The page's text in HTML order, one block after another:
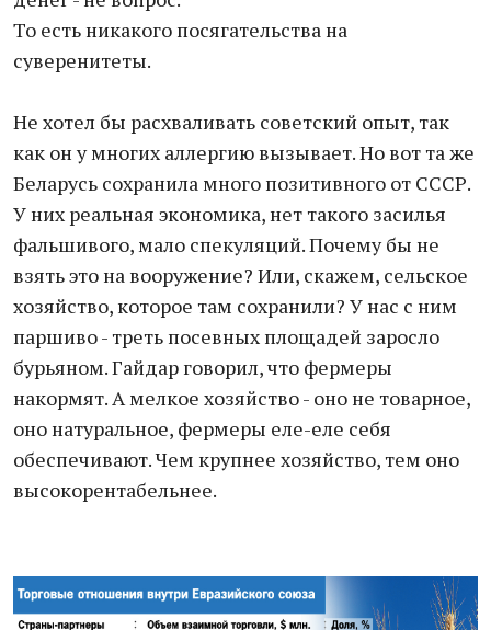
То есть никакого посягательства на
суверенитеты.
Не хотел бы расхваливать советский опыт, так
как он у многих аллергию вызывает. Но вот та же
Беларусь сохранила много позитивного от СССР.
У них реальная экономика, нет такого засилья
фальшивого, мало спекуляций. Почему бы не
взять это на вооружение? Или, скажем, сельское
хозяйство, которое там сохранили? У нас с ним
паршиво - треть посевных площадей заросло
бурьяном. Гайдар говорил, что фермеры
накормят. А мелкое хозяйство - оно не товарное,
оно натуральное, фермеры еле-еле себя
обеспечивают. Чем крупнее хозяйство, тем оно
высокорентабельнее.